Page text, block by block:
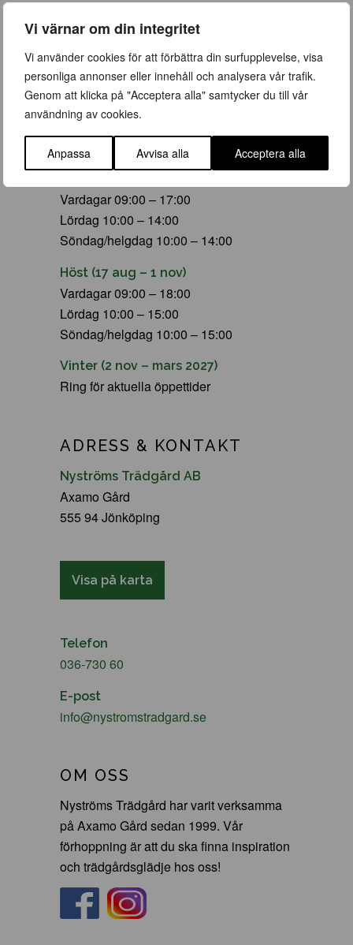
Vi värnar om din integritet
Vi använder cookies för att förbättra din surfupplevelse, visa
personliga annonser eller innehåll och analysera vår trafik.
Genom att klicka på "Acceptera alla" samtycker du till vår
användning av cookies.
Anpassa Avvisa alla Acceptera alla
ÖPPETTIDER
Vår (23 mars – 28 juni)
Vardagar 09:00 – 19:00
Lördag 10:00 – 16:00
Söndag/helgdag 10:00 – 16:00
Vardagar 09:00 – 17:00
Lördag 10:00 – 14:00
Söndag/helgdag 10:00 – 14:00
Höst (17 aug – 1 nov)
Vardagar 09:00 – 18:00
Lördag 10:00 – 15:00
Söndag/helgdag 10:00 – 15:00
Vinter (2 nov – mars 2027)
Ring för aktuella öppettider
ADRESS & KONTAKT
Nyströms Trädgård AB
Axamo Gård
555 94 Jönköping
Visa på karta
Telefon
036-730 60
E-post
info@nystromstradgard.se
OM OSS
Nyströms Trädgård har varit verksamma
på Axamo Gård sedan 1999. Vår
förhoppning är att du ska finna inspiration
och trädgårdsglädje hos oss!